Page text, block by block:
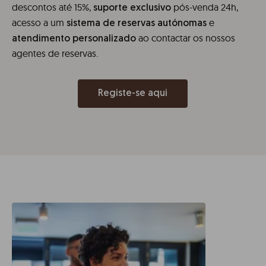
descontos até 15%, suporte exclusivo pós-venda 24h,
acesso a um sistema de reservas autónomas e
atendimento personalizado ao contactar os nossos
agentes de reservas.
Registe-se aqui